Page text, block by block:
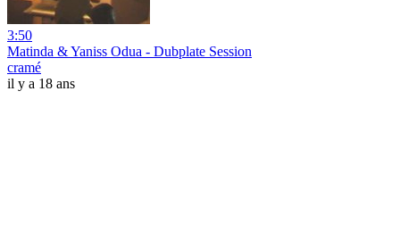
3:50
Matinda & Yaniss Odua - Dubplate Session
cramé
il y a 18 ans